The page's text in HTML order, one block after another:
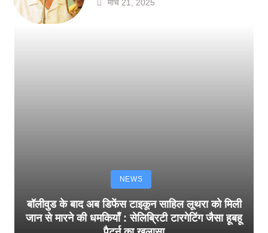
मार्च 21, 2025
NEWS
बॉलीवुड के बाद अब डिफेंस टाइकून साहिल लूथरा को मिली
जान से मारने की धमकियाँ : सेलिब्रिटी टारगेटिंग जैसा हूबहू